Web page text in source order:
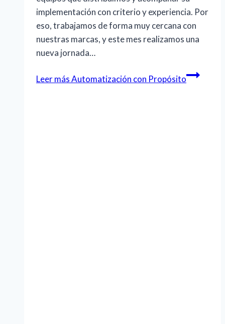
implementación con criterio y experiencia. Por
eso, trabajamos de forma muy cercana con
nuestras marcas, y este mes realizamos una
nueva jornada…
Leer másAutomatización con Propósito